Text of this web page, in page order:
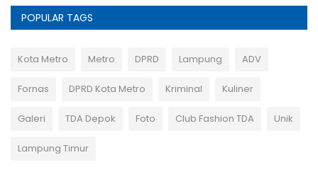
POPULAR TAGS
Kota Metro Metro DPRD Lampung ADV
Fornas DPRD Kota Metro Kriminal Kuliner
Galeri TDA Depok Foto Club Fashion TDA Unik
Lampung Timur